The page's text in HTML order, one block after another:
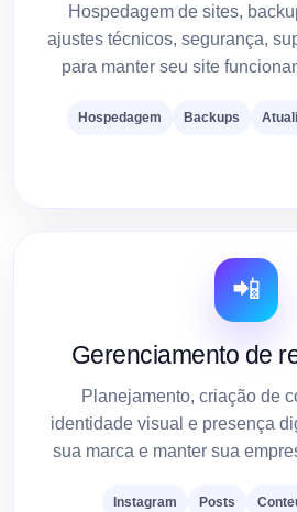
Hospedagem de sites,
ajustes técnicos, segurança,
para manter seu site
Hospedagem Backups
📲
Gerenciamento de
Planejamento, criação de
identidade visual e presença
sua marca e manter sua
Instagram Posts